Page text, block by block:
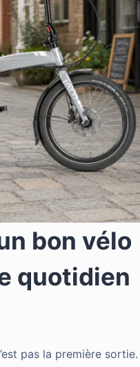
bon vélo
quotidien
pas la première sortie.